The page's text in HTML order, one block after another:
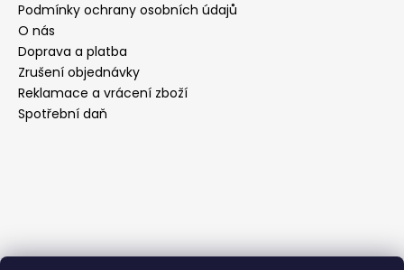
Podmínky ochrany osobních údajů
O nás
Doprava a platba
Zrušení objednávky
Reklamace a vrácení zboží
Spotřební daň